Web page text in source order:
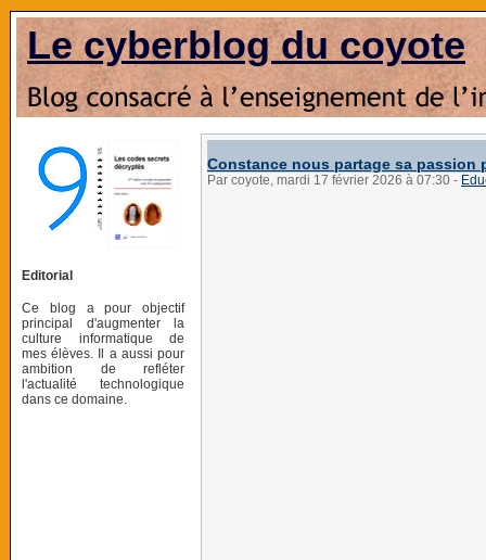
Le cyberblog du coyote
Editorial
Ce blog a pour objectif
principal d'augmenter la
culture informatique de
mes élèves. Il a aussi pour
ambition de refléter
l'actualité technologique
dans ce domaine.
Constance nous partage sa passion
Par coyote, mardi 17 février 2026 à 07:30 -